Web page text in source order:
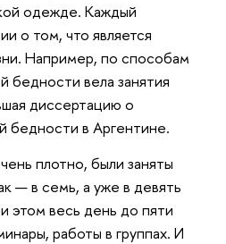
одежде. Каждый
о том, что является
Например, по способам
бедности вела занятия
диссертацию о
бедности в Аргентине.
плотно, были заняты
— в семь, а уже в девять
этом весь день до пяти
работы в группах. И